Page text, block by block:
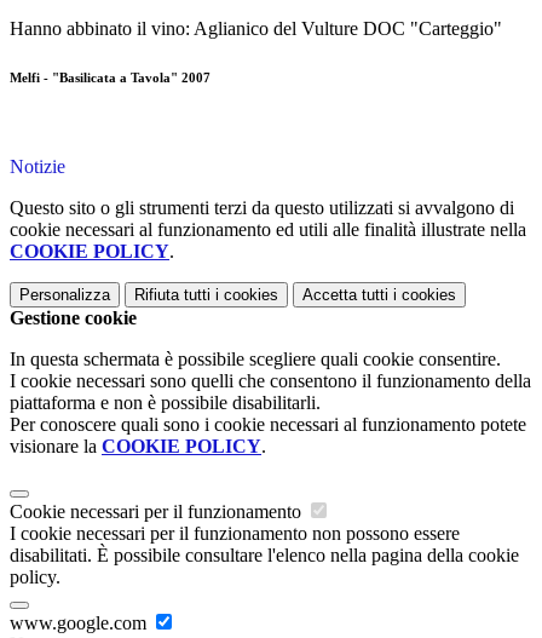
Hanno abbinato il vino: Aglianico del Vulture DOC "Carteggio"
Melfi - "Basilicata a Tavola" 2007
Notizie
Questo sito o gli strumenti terzi da questo utilizzati si avvalgono di
cookie necessari al funzionamento ed utili alle finalità illustrate nella
COOKIE POLICY.
Personalizza Rifiuta tutti i cookies Accetta tutti i cookies
Gestione cookie
In questa schermata è possibile scegliere quali cookie consentire.
I cookie necessari sono quelli che consentono il funzionamento della
piattaforma e non è possibile disabilitarli.
Per conoscere quali sono i cookie necessari al funzionamento potete
visionare la COOKIE POLICY.
Cookie necessari per il funzionamento
I cookie necessari per il funzionamento non possono essere
disabilitati. È possibile consultare l'elenco nella pagina della cookie
policy.
www.google.com